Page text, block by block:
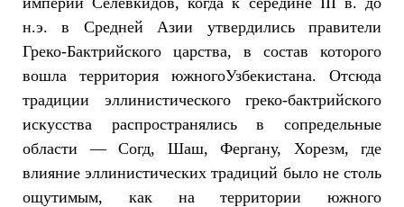
н.э. в Средней Азии утвердились правители
Греко-Бактрийского царства, в состав которого
вошла территория южногоУзбекистана. Отсюда
традиции эллинистического греко-бактрийского
искусства распространялись в сопредельные
области — Согд, Шаш, Фергану, Хорезм, где
влияние эллинистических традиций было не столь
ощутимым, как на территории южного